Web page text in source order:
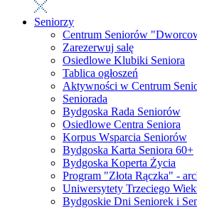
Seniorzy
Centrum Seniorów
Zarezerwuj salę
Osiedlowe Klubiki Seniora
Tablica ogłoszeń
Aktywności w Centrum
Seniorada
Bydgoska Rada Seniorów
Osiedlowe Centra Seniora
Korpus Wsparcia Seniorów
Bydgoska Karta Seniora 60+
Bydgoska Koperta Życia
Program "Złota Rączka" -
Uniwersytety Trzeciego
Bydgoskie Dni Seniorek i